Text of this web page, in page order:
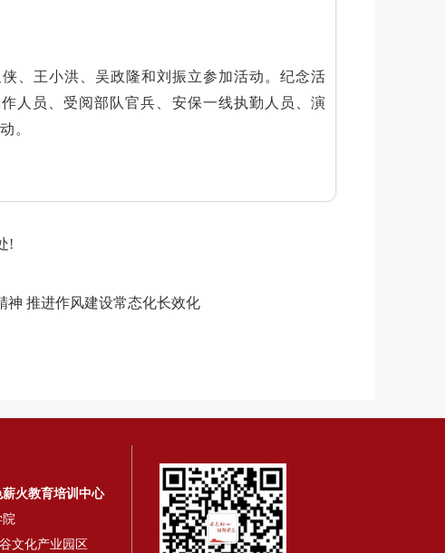
、王小洪、吴政隆和刘振立参加活动。纪念活
人员、受阅部队官兵、安保一线执勤人员、演
。
!
神 推进作风建设常态化长效化
薪火教育培训中心
院
文化产业园区